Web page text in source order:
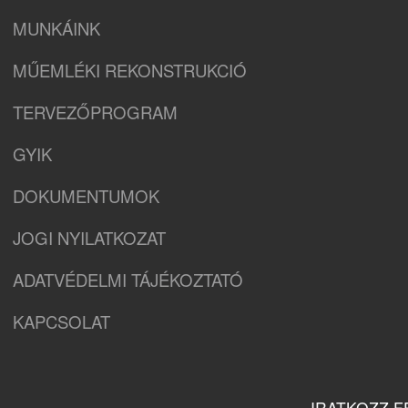
MUNKÁINK
MŰEMLÉKI REKONSTRUKCIÓ
TERVEZŐPROGRAM
GYIK
DOKUMENTUMOK
JOGI NYILATKOZAT
ADATVÉDELMI TÁJÉKOZTATÓ
KAPCSOLAT